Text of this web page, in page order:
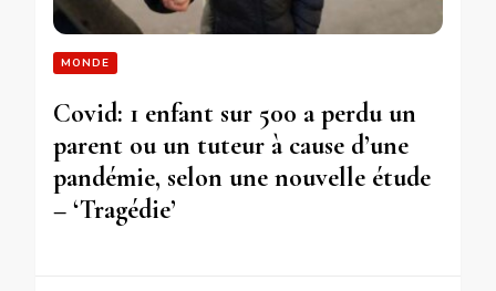
MONDE
Covid: 1 enfant sur 500 a perdu un
parent ou un tuteur à cause d’une
pandémie, selon une nouvelle étude
– ‘Tragédie’